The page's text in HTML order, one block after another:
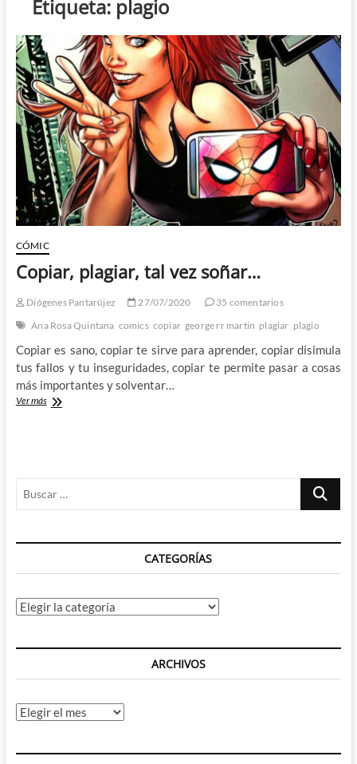
Etiqueta: plagio
CÓMIC
Copiar, plagiar, tal vez soñar…
Diógenes Pantarújez 27/07/2020
35 comentarios
Ana Rosa Quintana comics copiar george rr martin plagiar plagio
Copiar es sano, copiar te sirve para aprender, copiar disimula
tus fallos y tu inseguridades, copiar te permite pasar a cosas
más importantes y solventar…
Ver másCopiar,
Buscar
CATEGORÍAS
Categorías
ARCHIVOS
Archivos